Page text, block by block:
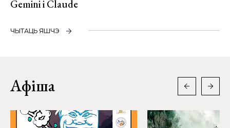
Gemini і Claude
ЧЫТАЦЬ ЯШЧЭ
Афіша